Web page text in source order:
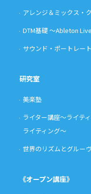
アレンジ＆ミックス・
DTM基礎 〜Ableton
サウンド・ポートレー
研究室
美楽塾
ライター講座〜ライテ
ライティング〜
世界のリズムとグルー
《オープン講座》